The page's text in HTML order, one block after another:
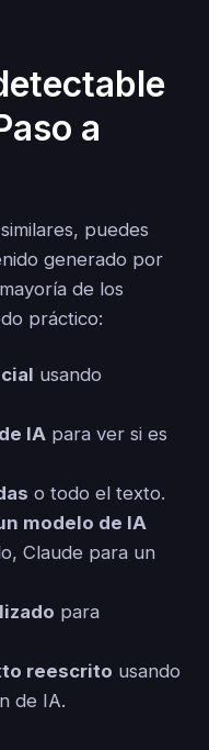
a
puedes
generado por
de los
práctico:
usando
IA para ver si es
o todo el texto.
modelo de IA
Claude para un
para
reescrito usando
de IA.